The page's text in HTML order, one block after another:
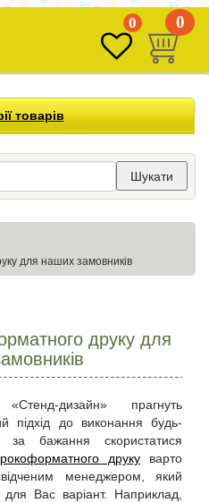
0 0
товарів
Шукати
для наших замовників
друку для
дизайн» прагнуть
підхід до виконання будь-
бажання скористатися
друку варто
менеджером, який
для Вас варіант. Наприклад,